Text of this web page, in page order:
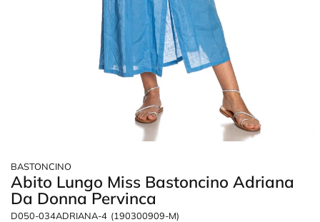
BASTONCINO
Abito Lungo Miss Bastoncino Adriana
Da Donna Pervinca
D050-034ADRIANA-4 (190300909-M)